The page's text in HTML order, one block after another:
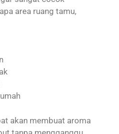
area ruang tamu,
akan membuat aroma